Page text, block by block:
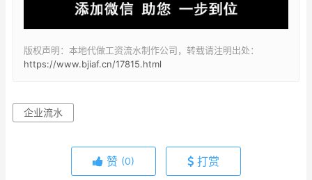
版权声明：本地代做工资流水制作公司，转载请注明出处：
https://www.bjiaf.cn/17815.html
企业流水
赞 (0) 打赏